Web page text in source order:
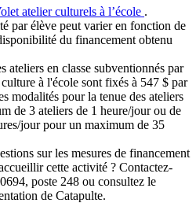
atelier culturels à l’école .
par élève peut varier en fonction de
du financement obtenu
ateliers en classe subventionnés par
à l'école sont fixés à 547 $ par
modalités pour la tenue des ateliers
de 3 ateliers de 1 heure/jour ou de
jour pour un maximum de 35
sur les mesures de financement
cette activité ? Contactez-
poste 248 ou consultez le
de Catapulte.